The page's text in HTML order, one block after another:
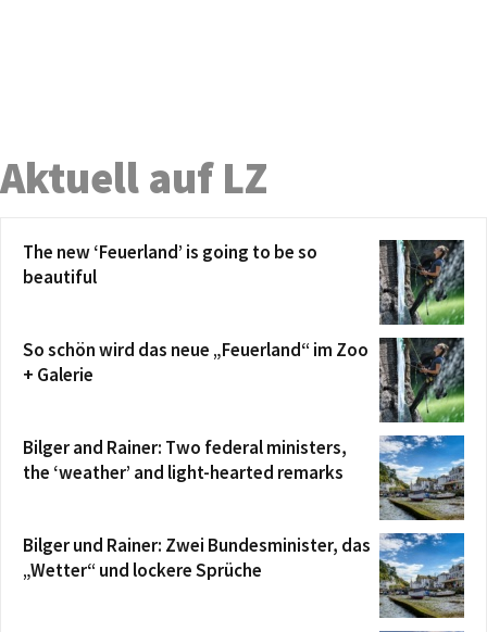
Aktuell auf LZ
The new ‘Feuerland’ is going to be so
beautiful
So schön wird das neue „Feuerland“ im Zoo
+ Galerie
Bilger and Rainer: Two federal ministers,
the ‘weather’ and light-hearted remarks
Bilger und Rainer: Zwei Bundesminister, das
„Wetter“ und lockere Sprüche